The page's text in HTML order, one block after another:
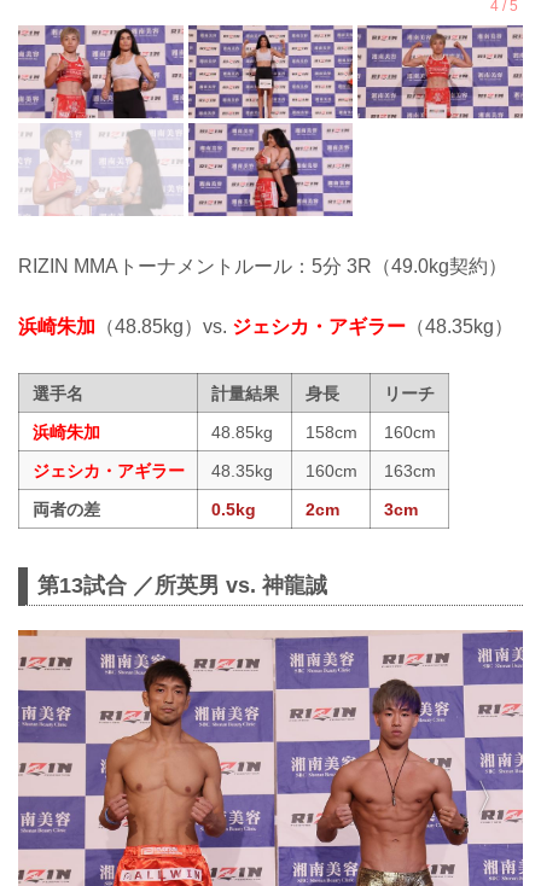
RIZIN MMAトーナメントルール：5分 3R（49.0kg契約）
浜崎朱加 （48.85kg）vs. ジェシカ・アギラー （48.35kg）
選手名 計量結果 身長
リーチ
浜崎朱加
48.85kg 158cm
160cm
ジェシカ・アギラー
48.35kg 160cm
163cm
両者の差
0.5kg 2cm 3cm
第13試合 ／所英男 vs. 神龍誠